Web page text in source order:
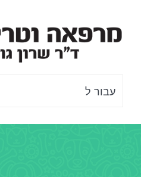
לתוכן
עבור ל